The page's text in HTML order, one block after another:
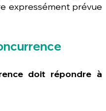
expressément prévue
doit répondre à